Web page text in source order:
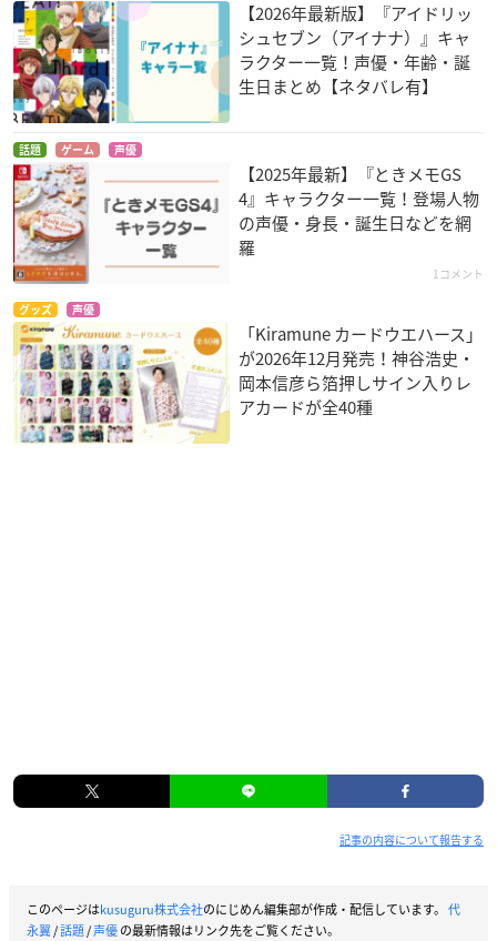
【2026年最新版】『アイドリッ
シュセブン（アイナナ）』キャ
ラクター一覧！声優・年齢・誕
生日まとめ【ネタバレ有】
話題 ゲーム 声優
【2025年最新】『ときメモGS
4』キャラクター一覧！登場人物
の声優・身長・誕生日などを網
羅
1コメント
グッズ 声優
「Kiramune カードウエハース」
が2026年12月発売！神谷浩史・
岡本信彦ら箔押しサイン入りレ
アカードが全40種
記事の内容について報告する
このページはkusuguru株式会社のにじめん編集部が作成・配信しています。 代
永翼/話題/声優の最新情報はリンク先をご覧ください。